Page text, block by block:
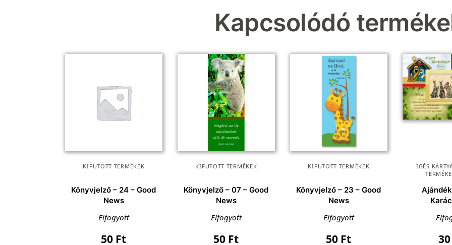
Kapcsolódó
KIFUTOTT TERMÉKEK
Könyvjelző – 24 – Good
News
Elfogyott
50 Ft
KIFUTOTT TERMÉKEK
Könyvjelző – 07 – Good
News
Elfogyott
50 Ft
KIFUTOTT TERMÉKEK
Könyvjelző – 23 – Good
News
Elfogyott
50 Ft
IGÉS
30